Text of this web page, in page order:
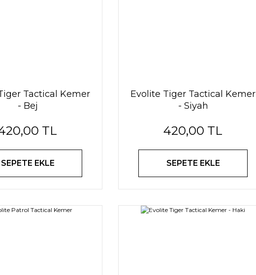
Tactical Kemer
- Bej
TL
SEPETE EKLE
Evolite Tiger Tactical Kemer
- Siyah
420,00 TL
SEPETE EKLE